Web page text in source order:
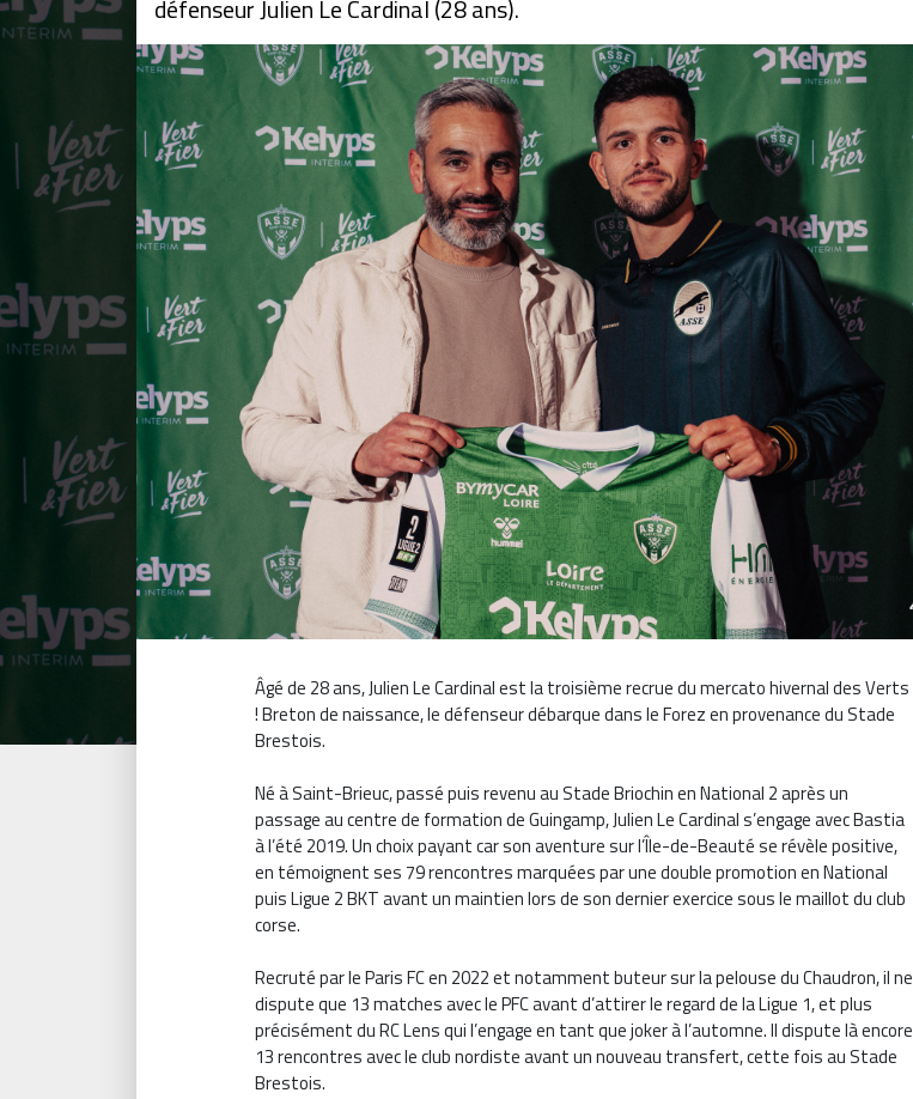
défenseur Julien Le Cardinal (28 ans).
Âgé de 28 ans, Julien Le Cardinal est la troisième recrue du mercato hivernal des Verts
! Breton de naissance, le défenseur débarque dans le Forez en provenance du Stade
Brestois.
Né à Saint-Brieuc, passé puis revenu au Stade Briochin en National 2 après un
passage au centre de formation de Guingamp, Julien Le Cardinal s’engage avec Bastia
à l’été 2019. Un choix payant car son aventure sur l’Île-de-Beauté se révèle positive,
en témoignent ses 79 rencontres marquées par une double promotion en National
puis Ligue 2 BKT avant un maintien lors de son dernier exercice sous le maillot du club
corse.
Recruté par le Paris FC en 2022 et notamment buteur sur la pelouse du Chaudron, il ne
dispute que 13 matches avec le PFC avant d’attirer le regard de la Ligue 1, et plus
précisément du RC Lens qui l’engage en tant que joker à l’automne. Il dispute là encore
13 rencontres avec le club nordiste avant un nouveau transfert, cette fois au Stade
Brestois.